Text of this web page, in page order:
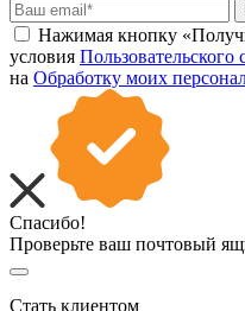
Нажимая кнопку
условия Пользовательского
на Обработку моих
Спасибо!
Проверьте ваш почтовый
Стать клиентом